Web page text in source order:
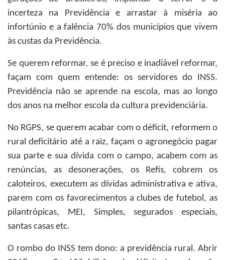
incerteza na Previdência e arrastar à miséria ao
infortúnio e a falência 70% dos municípios que vivem
às custas da Previdência.
Se querem reformar, se é preciso e inadiável reformar,
façam com quem entende: os servidores do INSS.
Previdência não se aprende na escola, mas ao longo
dos anos na melhor escola da cultura previdenciária.
No RGPS, se querem acabar com o déficit, reformem o
rural deficitário até a raiz, façam o agronegócio pagar
sua parte e sua dívida com o campo, acabem com as
renúncias, as desonerações, os Refis, cobrem os
caloteiros, executem as dívidas administrativa e ativa,
parem com os favorecimentos a clubes de futebol, as
pilantrópicas, MEI, Simples, segurados especiais,
santas casas etc.
O rombo do INSS tem dono: a previdência rural. Abrir